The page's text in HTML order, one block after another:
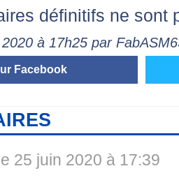
définitifs ne sont
à 17h25 par
Facebook
25 juin 2020 à 17:39